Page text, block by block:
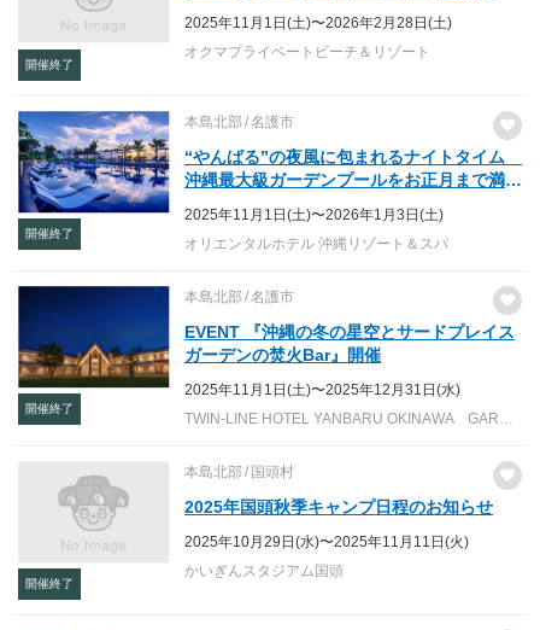
開催終了
2025年11月1日(土)〜2026年2月28日(土)
オクマプライベートビーチ＆リゾート
開催終了
本島北部 名護市
“やんばる”の夜風に包まれるナイトタイム
沖縄最大級ガーデンプールをお正月まで満
月1日(土) ～ 2026年1月3日(土) ー
2025年11月1日(土)〜2026年1月3日(土)
オリエンタルホテル 沖縄リゾート＆スパ
開催終了
本島北部 名護市
EVENT 『沖縄の冬の星空とサードプレイス
ガーデンの焚火Bar』開催
2025年11月1日(土)〜2025年12月31日(水)
TWIN-LINE HOTEL YANBARU OKINAWA GARDEN AREA
開催終了
本島北部 国頭村
2025年国頭秋季キャンプ日程のお知らせ
2025年10月29日(水)〜2025年11月11日(火)
かいぎんスタジアム国頭